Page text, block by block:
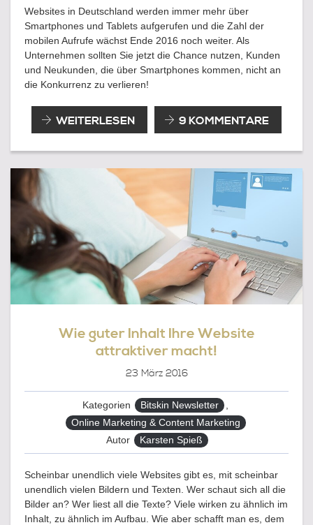
Websites in Deutschland werden immer mehr über
Smartphones und Tablets aufgerufen und die Zahl der
mobilen Aufrufe wächst Ende 2016 noch weiter. Als
Unternehmen sollten Sie jetzt die Chance nutzen, Kunden
und Neukunden, die über Smartphones kommen, nicht an
die Konkurrenz zu verlieren!
DIE
MOBILE
DARSTELLUNG
WEITERLESEN 9 KOMMENTARE
Wie guter Inhalt Ihre Website
attraktiver macht!
23 März 2016
Kategorien Bitskin Newsletter
Online Marketing & Content Marketing
Autor
Karsten Spieß
Scheinbar unendlich viele Websites gibt es, mit scheinbar
unendlich vielen Bildern und Texten. Wer schaut sich all die
Bilder an? Wer liest all die Texte? Viele wirken zu ähnlich im
Inhalt, zu ähnlich im Aufbau. Wie aber schafft man es, dem